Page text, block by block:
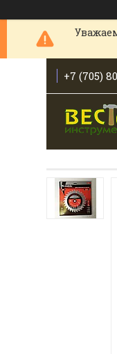
+7 (705)